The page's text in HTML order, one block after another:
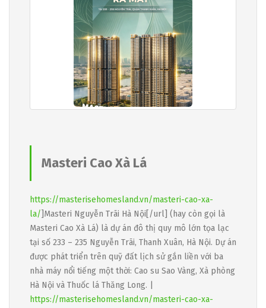
Masteri Cao Xà Lá
https://masterisehomesland.vn/masteri-cao-xa-
la/ ]Masteri Nguyễn Trãi Hà Nội[/url] (hay còn gọi là
Masteri Cao Xà Lá) là dự án đô thị quy mô lớn tọa lạc
tại số 233 – 235 Nguyễn Trãi, Thanh Xuân, Hà Nội. Dự án
được phát triển trên quỹ đất lịch sử gắn liền với ba
nhà máy nổi tiếng một thời: Cao su Sao Vàng, Xà phòng
Hà Nội và Thuốc lá Thăng Long. |
https://masterisehomesland.vn/masteri-cao-xa-